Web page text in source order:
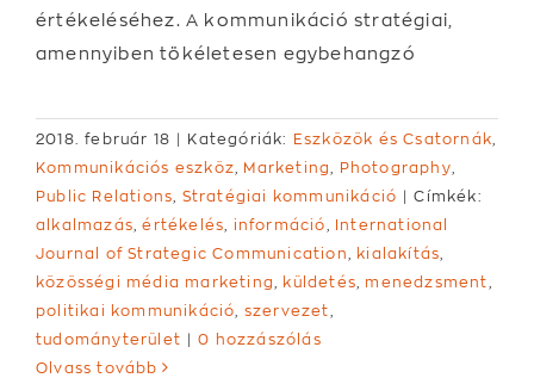
értékeléséhez. A kommunikáció stratégiai,
amennyiben tökéletesen egybehangzó
2018. február 18 | Kategóriák: Eszközök és Csatornák
Kommunikációs eszköz
Marketing Photography
Public Relations
Stratégiai kommunikáció | Címkék:
alkalmazás ,értékelés információ
International
Journal of Strategic Communication
kialakítás
közösségi média marketing
küldetés menedzsment
politikai kommunikáció
szervezet
tudományterület | 0 hozzászólás
Olvass tovább